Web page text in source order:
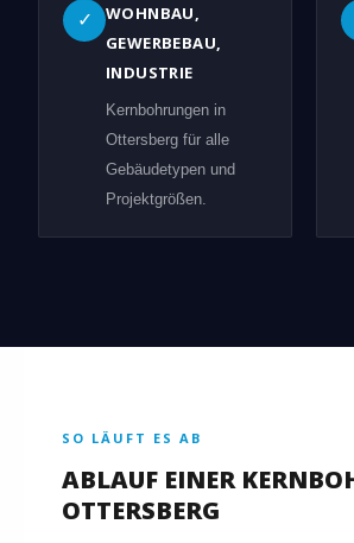
✓
WOHNBAU,
GEWERBEBAU,
INDUSTRIE
Kernbohrungen in
Ottersberg für alle
Gebäudetypen und
Projektgrößen.
SO LÄUFT ES AB
ABLAUF EINER
OTTERSBERG